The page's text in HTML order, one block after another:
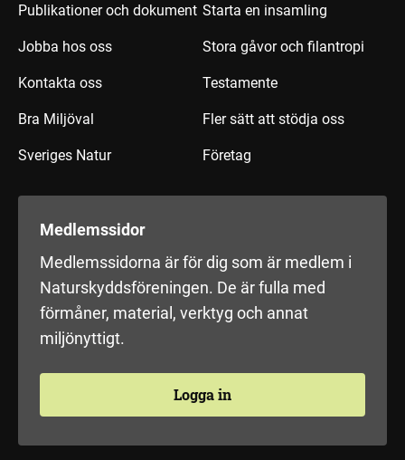
Publikationer och dokument
Jobba hos oss
Kontakta oss
Bra Miljöval
Sveriges Natur
Starta en insamling
Stora gåvor och filantropi
Testamente
Fler sätt att stödja oss
Företag
Medlemssidor
Medlemssidorna är för dig som är medlem i
Naturskyddsföreningen. De är fulla med
förmåner, material, verktyg och annat
miljönyttigt.
Logga in